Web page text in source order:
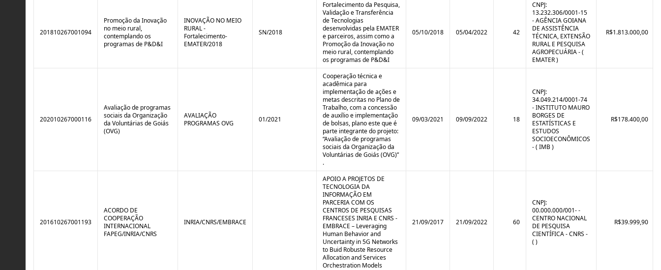
201810267001094
Promoção da Inovação
no meio rural,
contemplando os
programas de P&D&I
INOVAÇÃO NO MEIO
RURAL -
Fortalecimento-
EMATER/2018
SN/2018
Fortalecimento da Pesquisa,
Validação e Transferência
de Tecnologias
desenvolvidas pela EMATER
e parceiros, assim como a
Promoção da Inovação no
meio rural, contemplando
os programas de P&D&I
05/10/2018 05/04/2022 42
CNPJ:
13.232.306/0001-15
- AGÊNCIA GOIANA
DE ASSISTÊNCIA
TÉCNICA, EXTENSÃO
RURAL E PESQUISA
AGROPECUÁRIA - (
EMATER )
R$1.813.000,00
202010267000116
Avaliação de programas
sociais da Organização
da Voluntárias de Goiás
(OVG)
AVALIAÇÃO
PROGRAMAS OVG
01/2021
Cooperação técnica e
acadêmica para
implementação de ações e
metas descritas no Plano de
Trabalho, com a concessão
de auxílio e implementação
de bolsas, plano este que é
parte integrante do projeto:
“Avaliação de programas
sociais da Organização da
Voluntárias de Goiás (OVG)”
.
09/03/2021 09/09/2022 18
CNPJ:
34.049.214/0001-74
- INSTITUTO MAURO
BORGES DE
ESTATÍSTICAS E
ESTUDOS
SOCIOECONÔMICOS
- ( IMB )
R$178.400,00
201610267001193
ACORDO DE
COOPERAÇÃO
INTERNACIONAL
FAPEG/INRIA/CNRS
INRIA/CNRS/EMBRACE
APOIO A PROJETOS DE
TECNOLOGIA DA
INFORMAÇÃO EM
PARCERIA COM OS
CENTROS DE PESQUISAS
FRANCESES INRIA E CNRS -
EMBRACE – Leveraging
Human Behavior and
Uncertainty in 5G Networks
to Buid Robuste Resource
Allocation and Services
Orchestration Models
21/09/2017 21/09/2022 60
CNPJ:
00.000.000/001- -
CENTRO NACIONAL
DE PESQUISA
CIENTÍFICA - CNRS -
( )
R$39.999,90